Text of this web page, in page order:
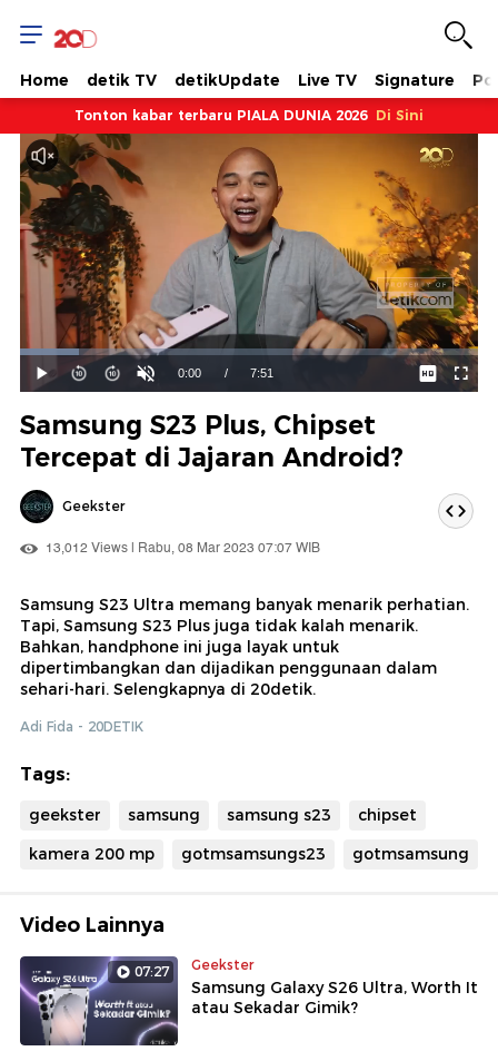
Home detik TV detikUpdate Live TV Signature
Tonton kabar terbaru PIALA DUNIA 2026 Di Sini
Mainkan
Suara
Hidup
Waktu
ini
0:00 / Durasi
7:51
Dimuat:
12.90%
Samsung S23 Plus, Chipset
Tercepat di Jajaran Android?
Geekster
13,012 Views | Rabu, 08 Mar 2023 07:07 WIB
Samsung S23 Ultra memang banyak menarik perhatian.
Tapi, Samsung S23 Plus juga tidak kalah menarik.
Bahkan, handphone ini juga layak untuk
dipertimbangkan dan dijadikan penggunaan dalam
sehari-hari. Selengkapnya di 20detik.
Adi Fida - 20DETIK
Tags:
geekster samsung samsung s23
chipset
kamera 200 mp
gotmsamsungs23 gotmsamsung
Video Lainnya
07:27 Geekster
Samsung Galaxy S26 Ultra, Worth It
atau Sekadar Gimik?